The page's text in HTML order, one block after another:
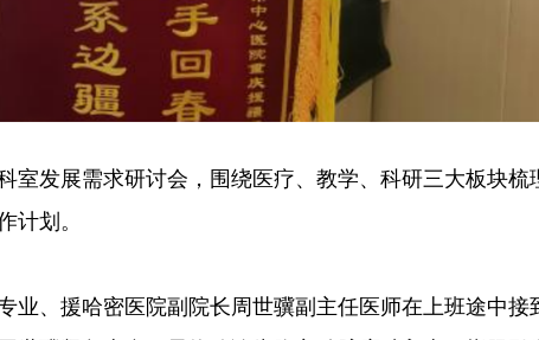
室发展需求研讨会，围绕医疗、教学、科研三大板块梳
计划。
业、援哈密医院副院长周世骥副主任医师在上班途中接